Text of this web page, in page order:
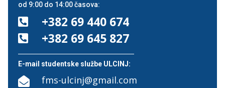
od 9:00 do 14:00 časova:
 +382 69 440 674
 +382 69 645 827
E-mail studentske službe ULCINJ:
 fms-ulcinj@gmail.com